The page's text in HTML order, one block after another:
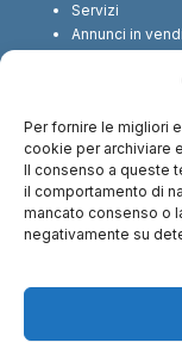
Per fornire le migliori
cookie per archiviare
Il consenso a queste
il comportamento di
mancato consenso o
negativamente su
Servizi
Annunci in
SEGUICI SUI